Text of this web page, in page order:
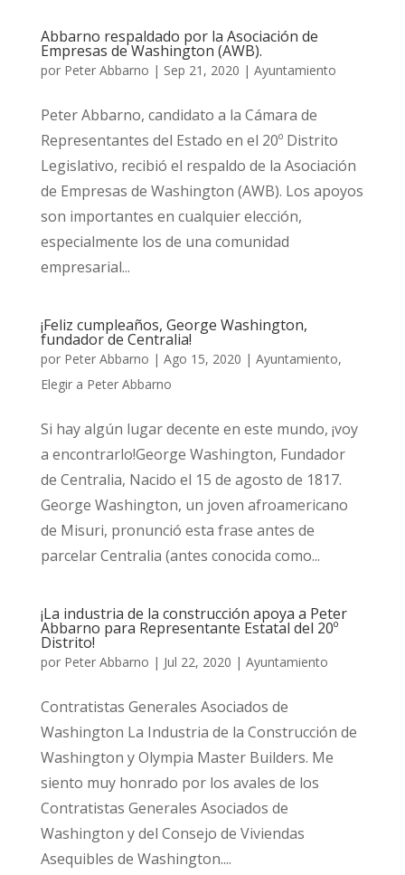
Abbarno respaldado por la Asociación de
Empresas de Washington (AWB).
por Peter Abbarno | Sep 21, 2020 | Ayuntamiento
Peter Abbarno, candidato a la Cámara de
Representantes del Estado en el 20º Distrito
Legislativo, recibió el respaldo de la Asociación
de Empresas de Washington (AWB). Los apoyos
son importantes en cualquier elección,
especialmente los de una comunidad
empresarial...
¡Feliz cumpleaños, George Washington,
fundador de Centralia!
por Peter Abbarno | Ago 15, 2020 | Ayuntamiento,
Elegir a Peter Abbarno
Si hay algún lugar decente en este mundo, ¡voy
a encontrarlo!George Washington, Fundador
de Centralia, Nacido el 15 de agosto de 1817.
George Washington, un joven afroamericano
de Misuri, pronunció esta frase antes de
parcelar Centralia (antes conocida como...
¡La industria de la construcción apoya a Peter
Abbarno para Representante Estatal del 20º
Distrito!
por Peter Abbarno | Jul 22, 2020 | Ayuntamiento
Contratistas Generales Asociados de
Washington La Industria de la Construcción de
Washington y Olympia Master Builders. Me
siento muy honrado por los avales de los
Contratistas Generales Asociados de
Washington y del Consejo de Viviendas
Asequibles de Washington....